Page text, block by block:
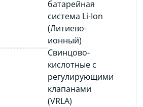
батарейная
система Li-Ion
(Литиево-
ионный)
Свинцово-
кислотные с
регулирующими
клапанами
(VRLA)